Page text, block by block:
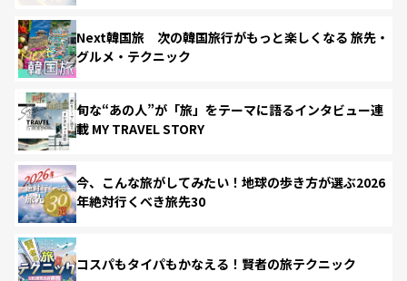
Next韓国旅 次の韓国旅行がもっと楽しくなる 旅先・
グルメ・テクニック
旬な“あの人”が「旅」をテーマに語るインタビュー連
載 MY TRAVEL STORY
今、こんな旅がしてみたい！地球の歩き方が選ぶ2026
年絶対行くべき旅先30
コスパもタイパもかなえる！賢者の旅テクニック